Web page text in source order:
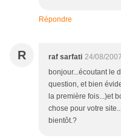
Répondre
R raf sarfati 24/08/
bonjour...écoutant le
question, et bien
la première fois...)et
chose pour votre
bientôt.?